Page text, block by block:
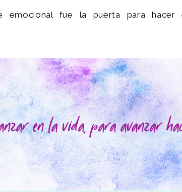
emocional fue la puerta para
en la vida, para avanzar